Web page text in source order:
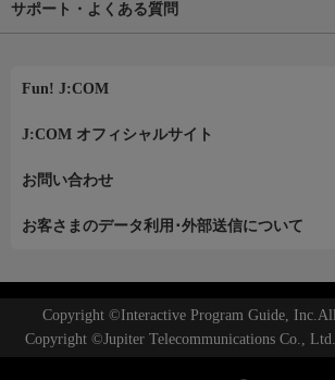
サポート・よくある質問
Fun! J:COM
J:COM オフィシャルサイト
お問い合わせ
お客さまのデータ利用･外部送信について
Copyright ©Interactive Program Guide, Inc.All
Copyright ©Jupiter Telecommunications Co.,